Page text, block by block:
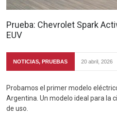
Prueba: Chevrolet Spark
EUV
NOTICIAS, PRUEBAS 20 abril, 2026
Probamos el primer modelo
Argentina. Un modelo ideal para la
de uso.